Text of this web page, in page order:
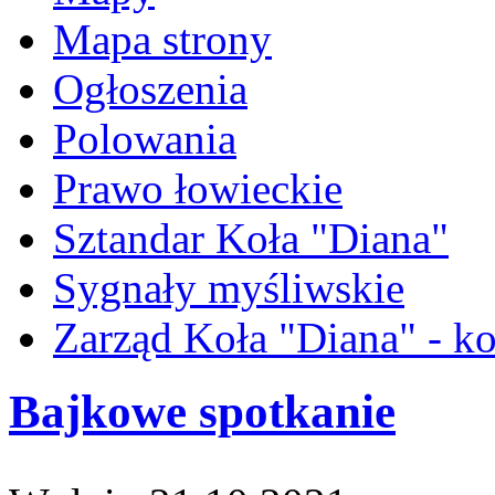
Mapa strony
Ogłoszenia
Polowania
Prawo łowieckie
Sztandar Koła "Diana"
Sygnały myśliwskie
Zarząd Koła "Diana" -
Bajkowe spotkanie